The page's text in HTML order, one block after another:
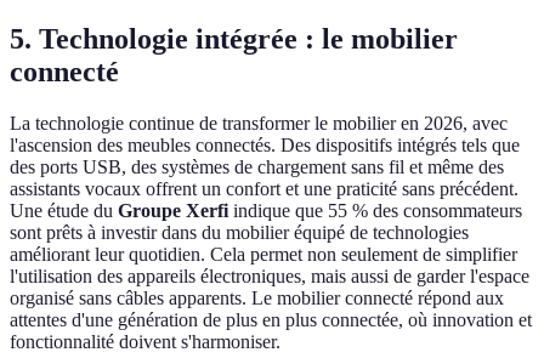
5. Technologie intégrée : le mobilier
connecté
La technologie continue de transformer le mobilier en 2026, avec
l'ascension des meubles connectés. Des dispositifs intégrés tels que
des ports USB, des systèmes de chargement sans fil et même des
assistants vocaux offrent un confort et une praticité sans précédent.
Une étude du Groupe Xerfi indique que 55 % des consommateurs
sont prêts à investir dans du mobilier équipé de technologies
améliorant leur quotidien. Cela permet non seulement de simplifier
l'utilisation des appareils électroniques, mais aussi de garder l'espace
organisé sans câbles apparents. Le mobilier connecté répond aux
attentes d'une génération de plus en plus connectée, où innovation et
fonctionnalité doivent s'harmoniser.